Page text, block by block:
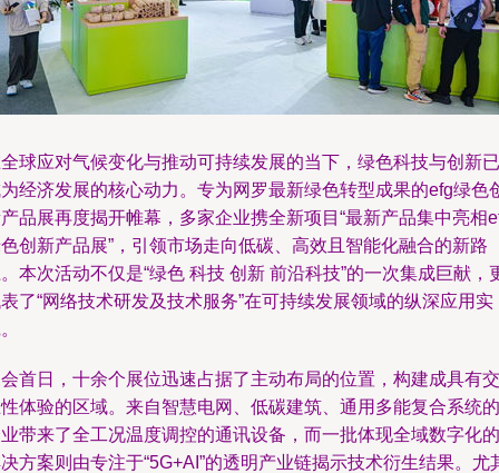
球应对气候变化与推动可持续发展的当下，绿色科技与创新已
经济发展的核心动力。专为网罗最新绿色转型成果的efg绿色
品展再度揭开帷幕，多家企业携全新项目“最新产品集中亮相
创新产品展”，引领市场走向低碳、高效且智能化融合的新路
本次活动不仅是“绿色 科技 创新 前沿科技”的一次集成巨献，
了“网络技术研发及技术服务”在可持续发展领域的纵深应用实
首日，十余个展位迅速占据了主动布局的位置，构建成具有交
体验的区域。来自智慧电网、低碳建筑、通用多能复合系统的
带来了全工况温度调控的通讯设备，而一批体现全域数字化的
方案则由专注于“5G+AI”的透明产业链揭示技术衍生结果。尤